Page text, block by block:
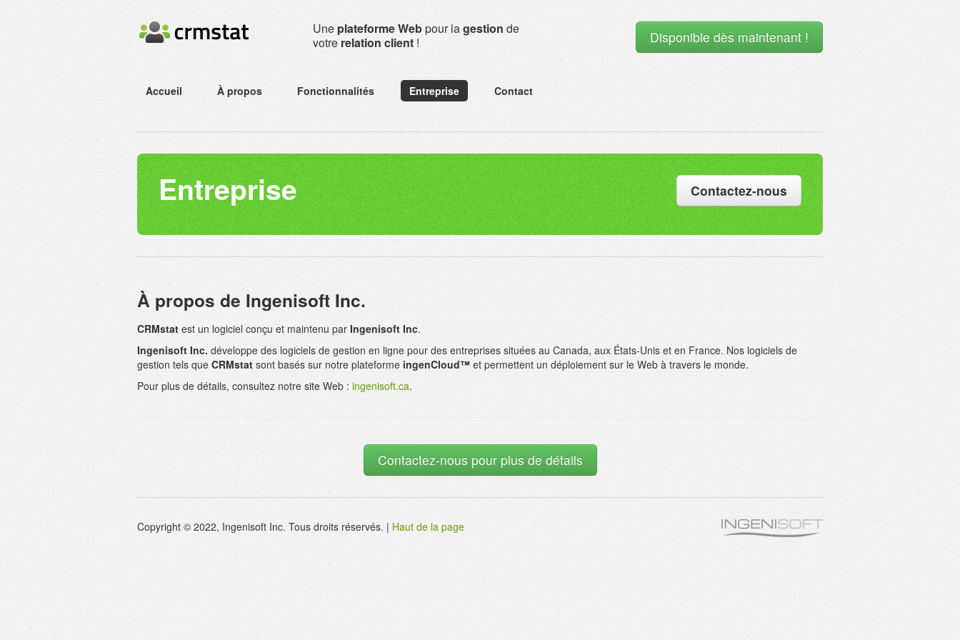
Une plateforme Webpour lagestion de
votre relation client ! Disponible dès maintenant !
Accueil À propos Fonctionnalités Entreprise Contact
Entreprise Contactez-nous
À propos de Ingenisoft Inc.
CRMstat est un logiciel conçu et maintenu par Ingenisoft Inc.
Ingenisoft Inc. développe des logiciels de gestion en ligne pour des entreprises situées au Canada, aux États-Unis et en France. Nos logiciels de
gestion tels que CRMstat sont basés sur notre plateforme ingenCloud™ et permettent un déploiement sur le Web à travers le monde.
Pour plus de détails, consultez notre site Web : ingenisoft.ca.
Contactez-nous pour plus de détails
Copyright © 2022, Ingenisoft Inc. Tous droits réservés. | Haut de la page